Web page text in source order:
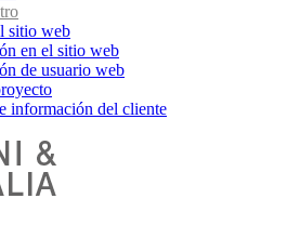
sitio web
en el sitio web
de usuario web
información del cliente